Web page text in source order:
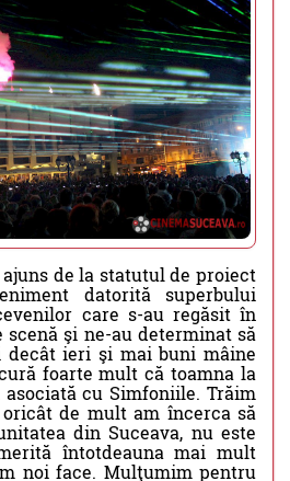
de la statutul de proiect
datorită superbului
care s-au regăsit în
scenă şi ne-au determinat să
decât ieri şi mai buni mâine
foarte mult că toamna la
asociată cu Simfoniile. Trăim
de mult am încerca să
din Suceava, nu este
întotdeauna mai mult
noi face. Mulţumim pentru